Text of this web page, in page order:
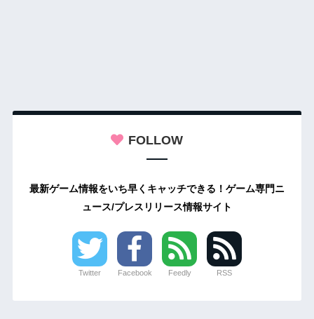
FOLLOW
最新ゲーム情報をいち早くキャッチできる！ゲーム専門ニ
ュース/プレスリリース情報サイト
Twitter Facebook Feedly RSS